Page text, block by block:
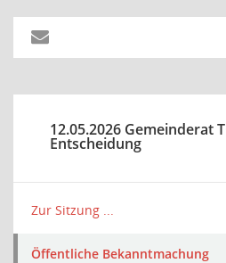
12.05.2026 Gemeinderat
Entscheidung
Zur Sitzung ...
Öffentliche Bekanntmachung